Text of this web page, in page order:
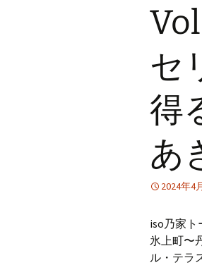
セ
得
あ
2024年4
iso乃家ト
氷上町〜
ル・テラ